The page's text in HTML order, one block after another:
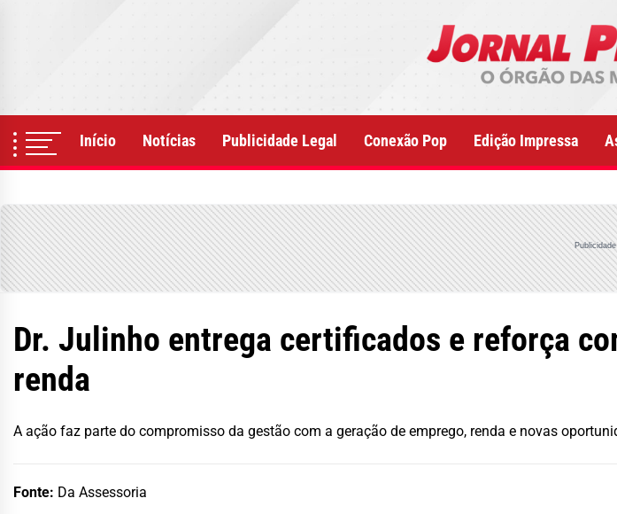
Início Notícias Publicidade Legal Conexão Pop Edição Impressa
Publicidade
Dr. Julinho entrega certificados e reforça
renda
A ação faz parte do compromisso da gestão com a geração de emprego, renda e novas
Fonte: Da Assessoria